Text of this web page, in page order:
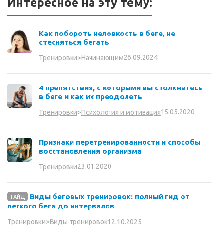
Как побороть неловкость в беге, не
стесняться бегать
Тренировки>Начинающим26.09.2024
4 препятствия, с которыми вы столкнетесь
в беге и как их преодолеть
Тренировки>Психология и мотивация15.05.2020
Признаки перетренированности и способы
восстановления организма
Тренировки23.01.2020
ГАЙД
Виды беговых тренировок: полный гид от
легкого бега до интервалов
Тренировки>Виды тренировок12.10.2025